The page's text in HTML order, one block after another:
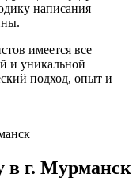
написания
имеется все
и уникальной
подход, опыт и
в г. Мурманск